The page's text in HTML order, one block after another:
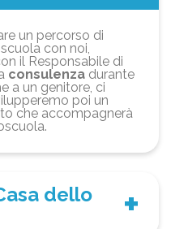
un percorso di
con noi,
il Responsabile di
consulenza durante
a un genitore, ci
poi un
che accompagnerà
dello